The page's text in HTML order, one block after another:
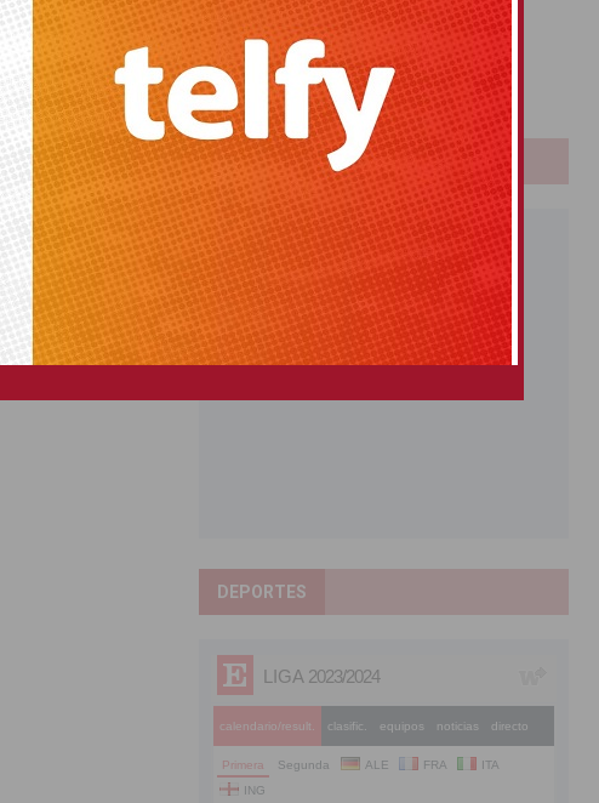
DIVERSIDAD
SIGUIENTE
alcalde de «bloquear»
progreso del municipio
El Gordo
Euromillones
Loteria
Once
PUBLICIDAD
DEPORTES